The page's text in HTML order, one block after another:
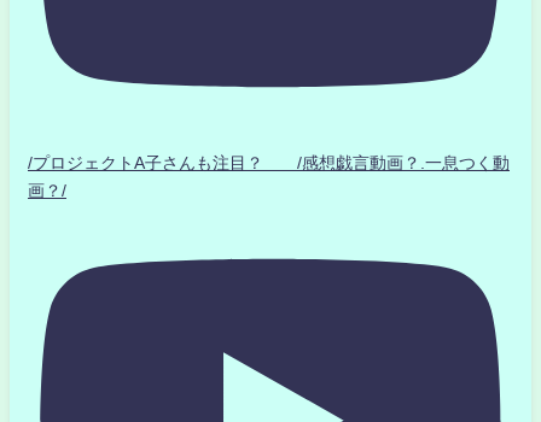
/プロジェクトA子さんも注目？ /感想戯言動画？.一息つく動
画？/